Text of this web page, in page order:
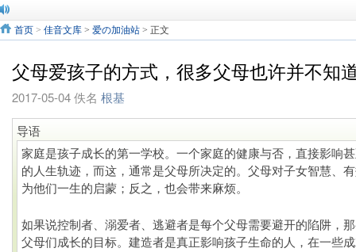
首页 > 佳音文库 > 爱の加油站 > 正文
父母爱孩子的方式，很多父母也许并不知
2017-05-04佚名 根基
导语
家庭是孩子成长的第一学校。一个家庭的健康与否，直接影响
的人生轨迹，而这，通常是父母所决定的。父母对子女智慧、
为他们一生的启蒙；反之，也会带来麻烦。
如果说控制者、溺爱者、逃避者是每个父母需要避开的陷阱，
父母们成长的目标。建造者是真正影响孩子生命的人，在一些